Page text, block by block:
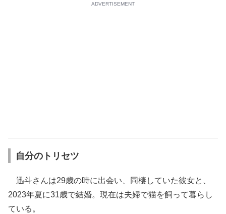
ADVERTISEMENT
自分のトリセツ
迅斗さんは29歳の時に出会い、同棲していた彼女と、
2023年夏に31歳で結婚。現在は夫婦で猫を飼って暮らし
ている。